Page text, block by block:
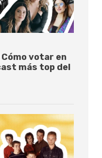
votar en
más top del